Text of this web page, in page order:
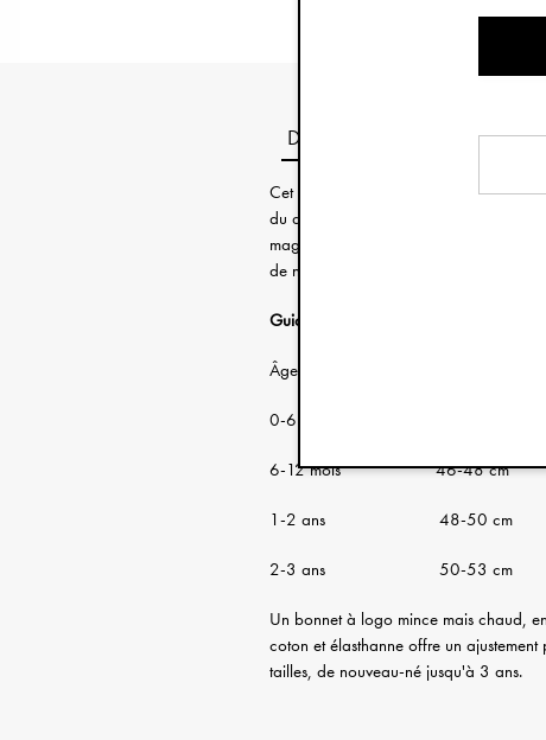
Description
Cet article fait partie d’une collection
du designer de légende William
magnifique gamme de produits où
de nos produits les plus appréciés.
Guide des tailles:
Âge: Circonférence de
0-6 mois 38-46 cm
6-12 mois 46-48 cm
1-2 ans 48-50 cm
2-3 ans 50-53 cm
Un bonnet à logo mince mais chaud,
coton et élasthanne offre un
tailles, de nouveau-né jusqu'à 3 ans.